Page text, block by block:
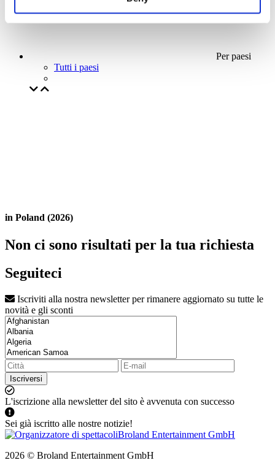
Per paesi
Tutti i paesi
in Poland (2026)
Non ci sono risultati per la tua richiesta
Seguiteci
Iscriviti alla nostra newsletter per rimanere aggiornato su tutte le
novità e gli sconti
Iscriversi
L'iscrizione alla newsletter del sito è avvenuta con successo
Sei già iscritto alle nostre notizie!
2026 © Broland Entertainment GmbH